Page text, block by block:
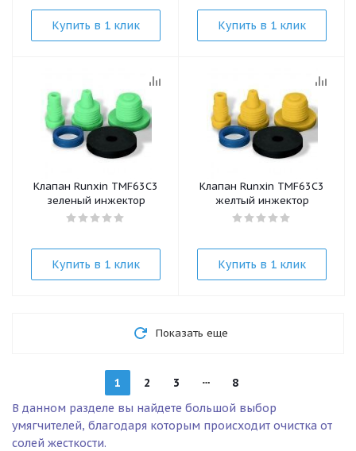
Купить в 1 клик Купить в 1 клик
Клапан Runxin TMF63C3
зеленый инжектор
Купить в 1 клик
Клапан Runxin TMF63C3
желтый инжектор
Купить в 1 клик
Показать еще
1 2 3
8
В данном разделе вы найдете большой выбор
умягчителей, благодаря которым происходит очистка от
солей жесткости.